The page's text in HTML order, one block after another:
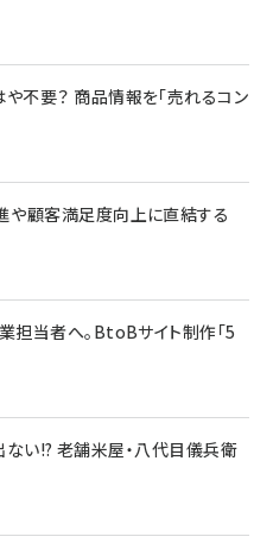
不要？ 商品情報を「売れるコン
や顧客満足度向上に直結する
担当者へ。BtoBサイト制作「5
い!? 老舗米屋・八代目儀兵衛